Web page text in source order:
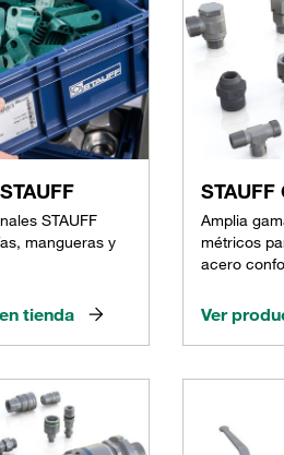
STAUFF
mangueras y
tienda
Amplia
métricos
acero
Ver